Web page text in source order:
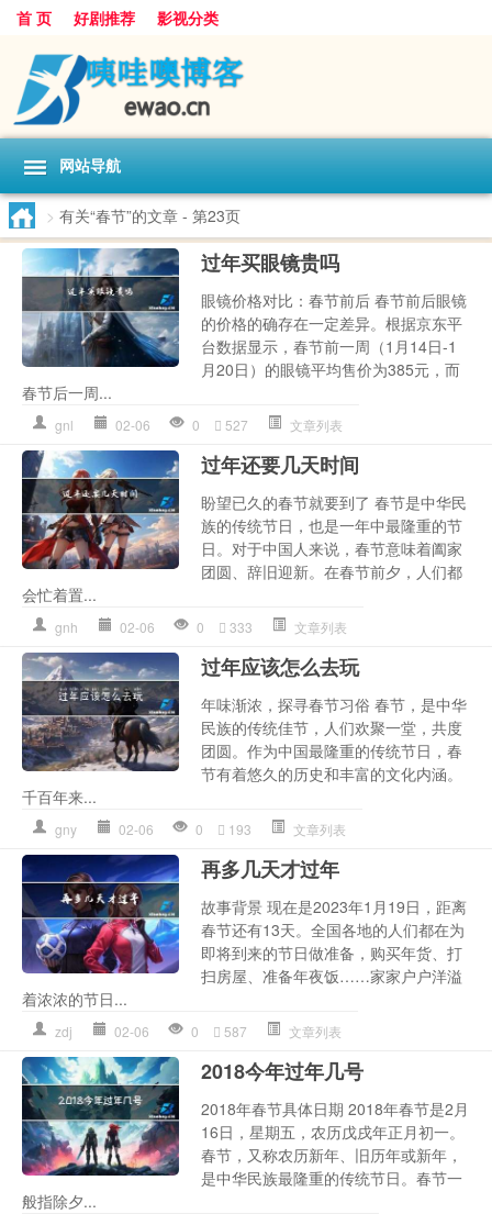
首 页 好剧推荐 影视分类
网站导航
> 有关“春节”的文章 - 第23页
过年买眼镜贵吗
眼镜价格对比：春节前后 春节前后眼镜
的价格的确存在一定差异。根据京东平
台数据显示，春节前一周（1月14日-1
月20日）的眼镜平均售价为385元，而
春节后一周...
gnl 02-06 0 527 文章列表
过年还要几天时间
盼望已久的春节就要到了 春节是中华民
族的传统节日，也是一年中最隆重的节
日。对于中国人来说，春节意味着阖家
团圆、辞旧迎新。在春节前夕，人们都
会忙着置...
gnh 02-06 0 333 文章列表
过年应该怎么去玩
年味渐浓，探寻春节习俗 春节，是中华
民族的传统佳节，人们欢聚一堂，共度
团圆。作为中国最隆重的传统节日，春
节有着悠久的历史和丰富的文化内涵。
千百年来...
gny 02-06 0 193 文章列表
再多几天才过年
故事背景 现在是2023年1月19日，距离
春节还有13天。全国各地的人们都在为
即将到来的节日做准备，购买年货、打
扫房屋、准备年夜饭……家家户户洋溢
着浓浓的节日...
zdj 02-06 0 587 文章列表
2018今年过年几号
2018年春节具体日期 2018年春节是2月
16日，星期五，农历戊戌年正月初一。
春节，又称农历新年、旧历年或新年，
是中华民族最隆重的传统节日。春节一
般指除夕...